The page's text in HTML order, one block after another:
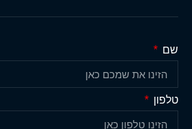
שם
טלפון